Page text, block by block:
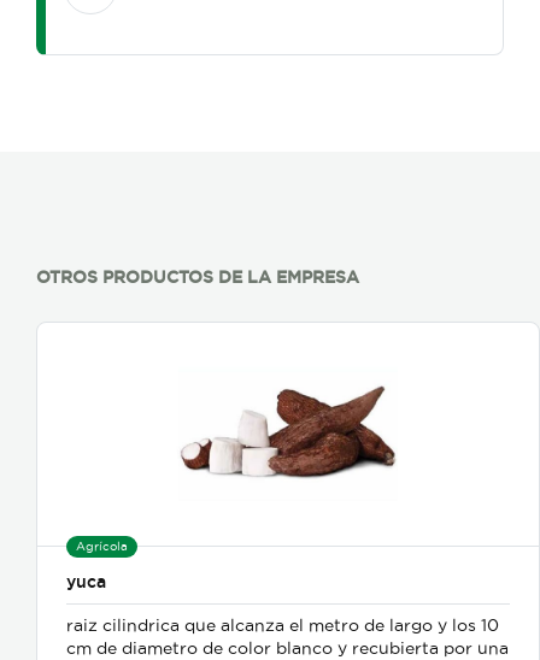
OTROS PRODUCTOS DE LA EMPRESA
Agrícola
yuca
raiz cilindrica que alcanza el metro de largo y los 10
cm de diametro de color blanco y recubierta por una